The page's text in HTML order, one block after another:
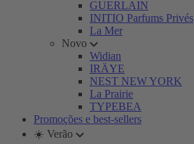
GUERLAIN
INITIO Parfums Privés
La Mer
Novo
Widian
IRÄYE
NEST NEW YORK
La Prairie
TYPEBEA
Promoções e best-sellers
☀️ Verão